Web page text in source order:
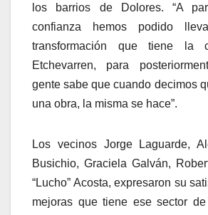
los barrios de Dolores. “A
confianza hemos podido
transformación que tiene la
Etchevarren, para
gente sabe que cuando decimos
una obra, la misma se hace”.
Los vecinos Jorge Laguarde,
Busichio, Graciela Galván,
“Lucho” Acosta, expresaron su
mejoras que tiene ese sector